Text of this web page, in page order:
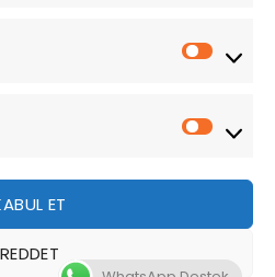
ET
REDDET
tarama deneyimi sunmak için